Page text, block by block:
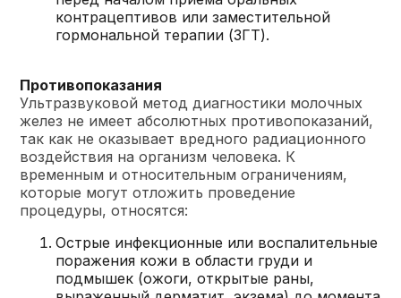
контрацептивов или заместительной
гормональной терапии (ЗГТ).
Противопоказания
Ультразвуковой метод диагностики молочных
желез не имеет абсолютных противопоказаний,
так как не оказывает вредного радиационного
воздействия на организм человека. К
временным и относительным ограничениям,
которые могут отложить проведение
процедуры, относятся:
Острые инфекционные или воспалительные
поражения кожи в области груди и
подмышек (ожоги, открытые раны,